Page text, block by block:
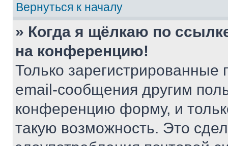
Вернуться к началу
» Когда я щёлкаю по
на конференцию!
Только зарегистрированные
email-сообщения другим
конференцию форму, и
такую возможность. Это